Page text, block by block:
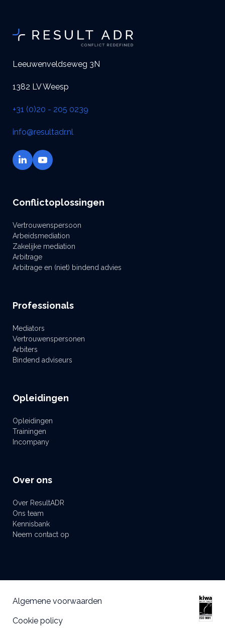
Leeuwenveldseweg 3N
1382 LV Weesp
+31 (0)20 - 205 0239
info@resultadr.nl
Conflictoplossingen
Vertrouwenspersoon
Arbeidsmediation
Zakelijke mediation
Arbitrage
Arbitrage en (niet) bindend advies
Professionals
Mediators
Vertrouwenspersonen
Arbiters
Bindend adviseurs
Opleidingen
Opleidingen
Trainingen
Incompany
Over ons
Over ResultADR
Ons team
Kennisbank
Neem contact op
Algemene voorwaarden
Cookie policy